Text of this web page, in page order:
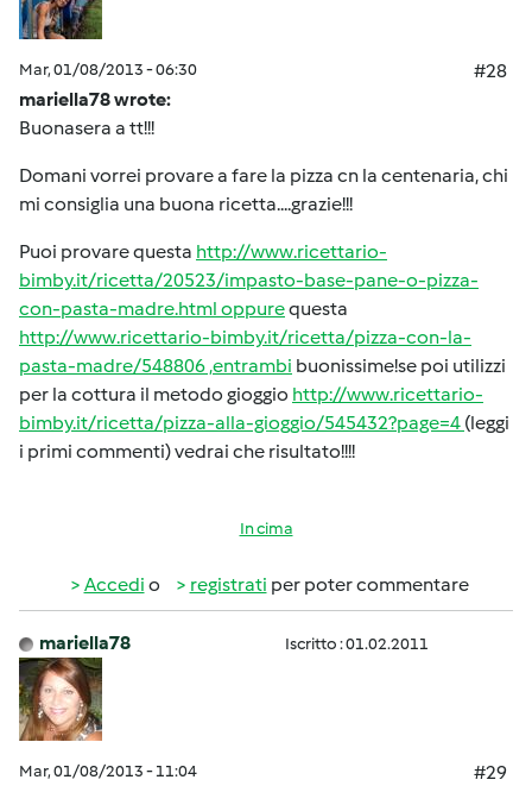
Mar, 01/08/2013 - 06:30
#28
mariella78 wrote:
Buonasera a tt!!!
Domani vorrei provare a fare la pizza cn la centenaria, chi
mi consiglia una buona ricetta....grazie!!!
Puoi provare questa http://www.ricettario-
bimby.it/ricetta/20523/impasto-base-pane-o-pizza-
con-pasta-madre.html oppurequesta
http://www.ricettario-bimby.it/ricetta/pizza-con-la-
pasta-madre/548806 ,entrambi buonissime!se poi utilizzi
per la cottura il metodo gioggio http://www.ricettario-
bimby.it/ricetta/pizza-alla-gioggio/545432?page=4 (leggi
i primi commenti) vedrai che risultato!!!!
In cima
Accedi o registrati per poter commentare
mariella78 Iscritto : 01.02.2011
Mar, 01/08/2013 - 11:04
#29